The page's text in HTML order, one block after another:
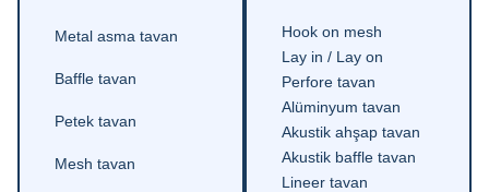
Metal asma tavan
Baffle tavan
Petek tavan
Mesh tavan
Hook on mesh
Lay in / Lay on
Perfore tavan
Alüminyum tavan
Akustik ahşap tavan
Akustik baffle tavan
Lineer tavan